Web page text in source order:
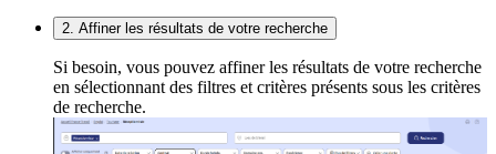
2. Affiner les résultats de votre recherche
Si besoin, vous pouvez affiner les résultats de votre recherche
en sélectionnant des filtres et critères présents sous les critères
de recherche.